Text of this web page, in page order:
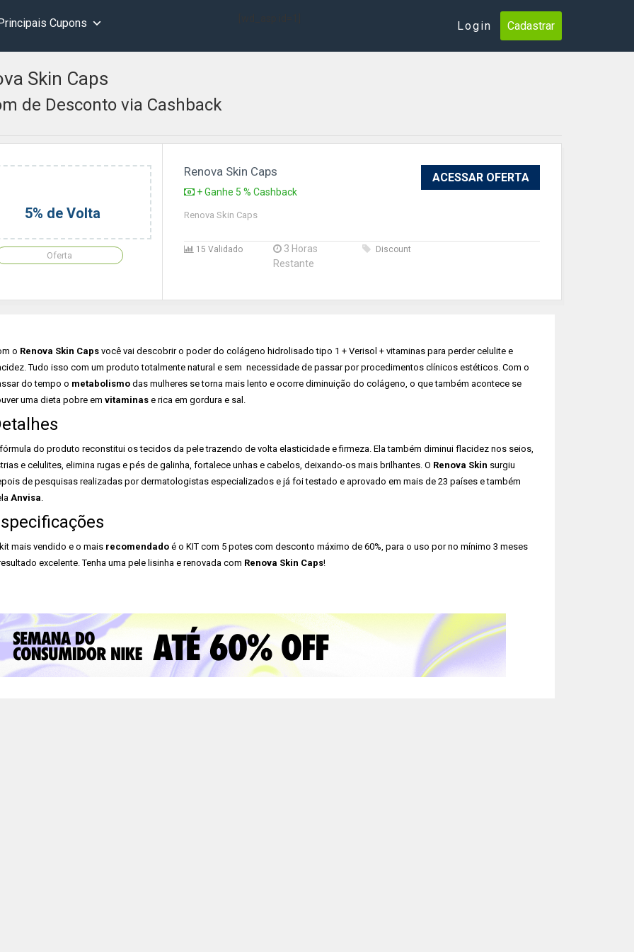
Cupons Login Cadastrar
Skin Caps
de Desconto via Cashback
5% de Volta
Oferta
Renova Skin Caps
+ Ganhe 5 % Cashback
ACESSAR OFERTA
Renova Skin Caps
15 Validado
3 Horas
Restante
Discount
o Renova Skin Capsvocê vai descobrir o poder do colágeno hidrolisado tipo 1 + Verisol + vitaminas para perder celulite e
Tudo isso com um produto totalmente natural e sem necessidade de passar por procedimentos clínicos estéticos. Com o
do tempo o metabolismodas mulheres se torna mais lento e ocorre diminuição do colágeno, o que também acontece se
uma dieta pobre em vitaminase rica em gordura e sal.
do produto reconstitui os tecidos da pele trazendo de volta elasticidade e firmeza. Ela também diminui flacidez nos seios,
e celulites, elimina rugas e pés de galinha, fortalece unhas e cabelos, deixando-os mais brilhantes. O Renova Skin surgiu
de pesquisas realizadas por dermatologistas especializados e já foi testado e aprovado em mais de 23 países e também
Anvisa.
mais vendido e o mais recomendadoé o KIT com 5 potes com desconto máximo de 60%, para o uso por no mínimo 3 meses
excelente. Tenha uma pele lisinha e renovada com Renova Skin Caps!